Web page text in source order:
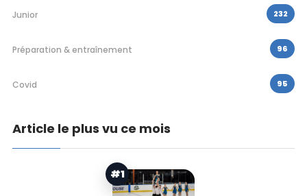
Junior 232
Préparation & entraînement 96
Covid 95
Article le plus vu ce mois
#1